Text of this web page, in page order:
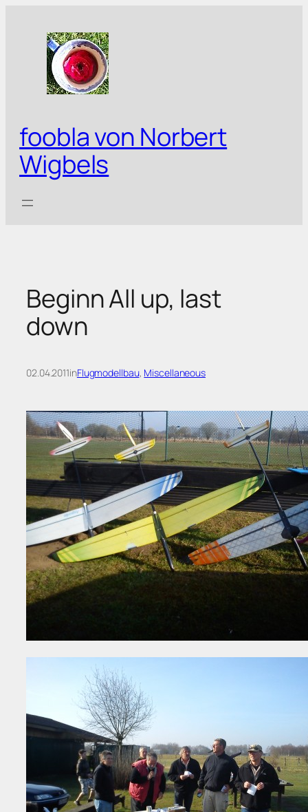
springen
foobla von Norbert
Wigbels
Beginn All up, last
down
02.04.2011inFlugmodellbau, Miscellaneous